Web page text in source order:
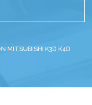
MITSUBISHI K3D K4D